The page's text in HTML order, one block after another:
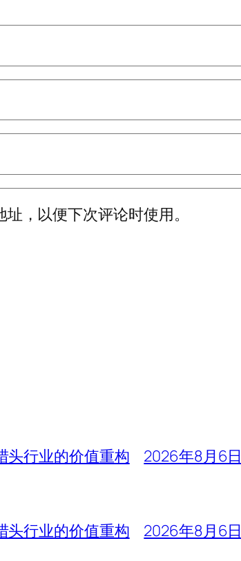
，以便下次评论时使用。
头行业的价值重构 2026年8月6日
头行业的价值重构 2026年8月6日